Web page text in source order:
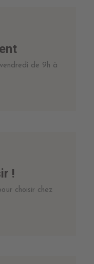
de 9h à
!
choisir chez